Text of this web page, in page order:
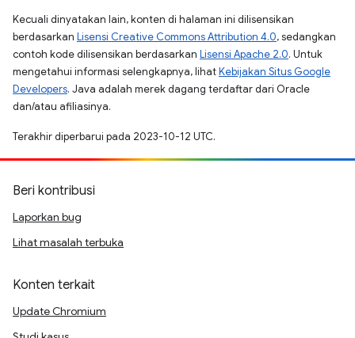
Kecuali dinyatakan lain, konten di halaman ini dilisensikan
berdasarkan Lisensi Creative Commons Attribution 4.0, sedangkan
contoh kode dilisensikan berdasarkan Lisensi Apache 2.0. Untuk
mengetahui informasi selengkapnya, lihatKebijakan Situs Google
Developers. Java adalah merek dagang terdaftar dari Oracle
dan/atau afiliasinya.
Terakhir diperbarui pada 2023-10-12 UTC.
Beri kontribusi
Laporkan bug
Lihat masalah terbuka
Konten terkait
Update Chromium